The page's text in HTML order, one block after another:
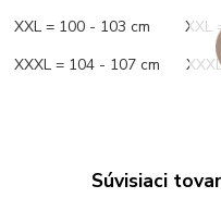
XXL = 100 - 103 cm XXL
XXXL = 104 - 107 cm
Súvisiaci tovar